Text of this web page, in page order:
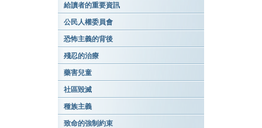
給讀者的重要資訊
公民人權委員會
恐怖主義的背後
殘忍的治療
藥害兒童
社區毀滅
種族主義
致命的強制約束